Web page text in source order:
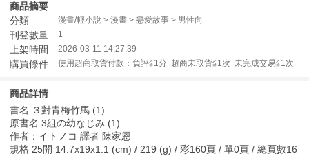
商品摘要
分類
漫畫/輕小說 > 漫畫 > 戀愛故事 > 男性向
刊登數量 1
上架時間 2026-03-11 14:27:39
購買條件 使用超商取貨付款：負評≦1分 超商未取貨≦1次 未完成交易≦1次
商品詳情
書名 ３對青梅竹馬 (1)
原書名 3組の幼なじみ (1)
作者：イトノコ 譯者 陳家恩
規格 25開 14.7x19x1.1 (cm) / 219 (g) / 彩160頁 / 單0頁 / 總頁數16